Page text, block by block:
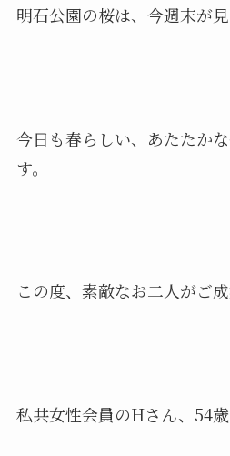
明石公園の桜は、今週末が見
今日も春らしい、あたたか
す。
この度、素敵なお二人がご
私共女性会員のHさん、54歳